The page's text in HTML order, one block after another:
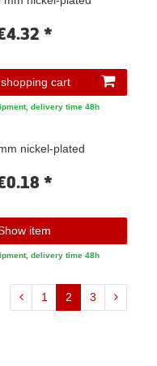
*
cart
delivery time 48h
nickel-plated
*
item
delivery time 48h
1 2 3